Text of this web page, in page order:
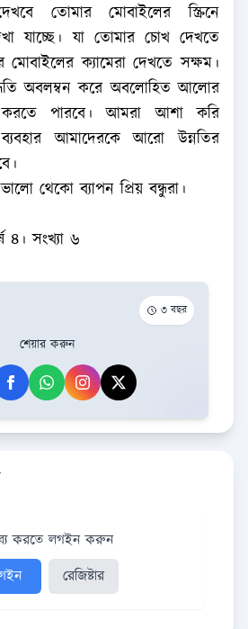
তোমার মোবাইলের স্ক্রিনে
যাচ্ছে। যা তোমার চোখ দেখতে
ক্যামেরা দেখতে সক্ষম।
অবলম্বন করে অবলোহিত আলোর
করতে পারবে। আমরা আশা করি
আমাদেরকে আরো উন্নতির
থেকো ব্যাপন প্রিয় বন্ধুরা।
৪। সংখ্যা ৬
৩ বছর
শেয়ার করুন
করতে লগইন করুন
রেজিষ্টার